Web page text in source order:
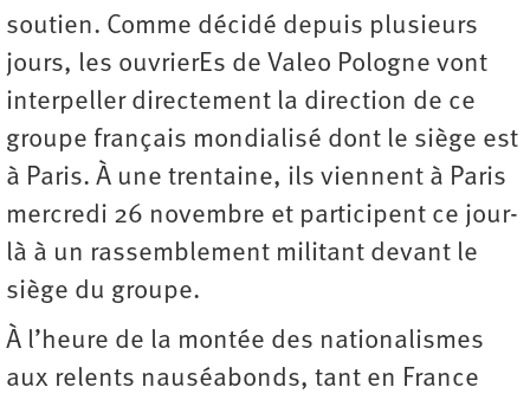
soutien. Comme décidé depuis plusieurs
jours, les ouvrierEs de Valeo Pologne vont
interpeller directement la direction de ce
groupe français mondialisé dont le siège est
à Paris. À une trentaine, ils viennent à Paris
mercredi 26 novembre et participent ce jour-
là à un rassemblement militant devant le
siège du groupe.
À l’heure de la montée des nationalismes
aux relents nauséabonds, tant en France